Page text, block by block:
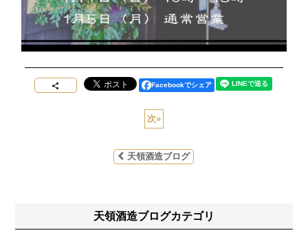
Facebookでシェア
次»
天領酒造ブログ
天領酒造ブログカテゴリ